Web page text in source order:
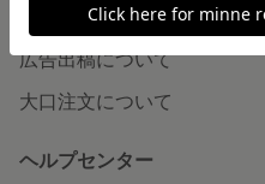
企業の方へ
広告出稿について
大口注文について
ヘルプセンター